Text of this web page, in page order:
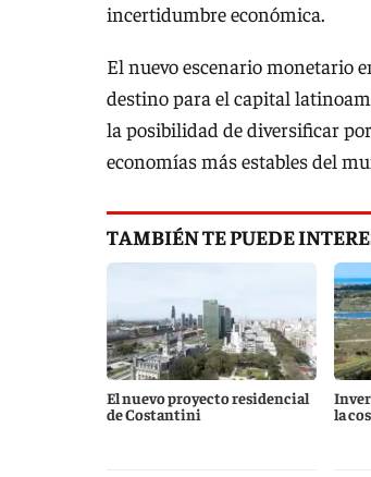
incertidumbre económica.
El nuevo escenario monetario
destino para el capital
la posibilidad de diversificar
economías más estables del
TAMBIÉN TE PUEDE
El nuevo proyecto residencial
de Costantini
la